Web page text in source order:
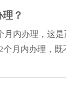
？
内办理，这
月内办理，既